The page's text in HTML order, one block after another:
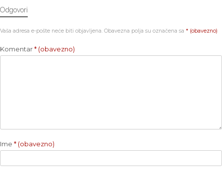
Odgovori
Vaša adresa e-pošte neće biti objavljena. Obavezna polja su označena sa * (obavezno)
Komentar* (obavezno)
Ime * (obavezno)